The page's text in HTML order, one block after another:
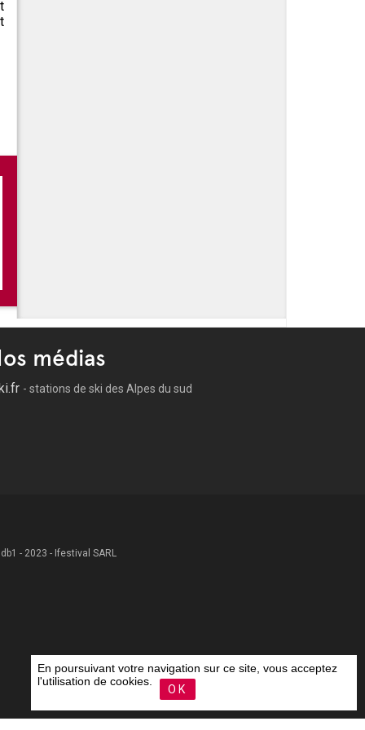
médias
- stations de ski des Alpes du sud
- 2023 - Ifestival SARL
En poursuivant votre navigation sur ce site, vous acceptez
l'utilisation de cookies.
OK